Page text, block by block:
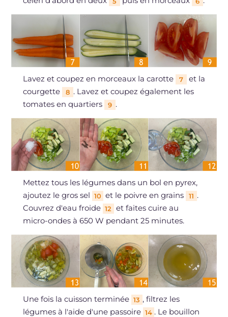
Lavez et coupez en morceaux la carotte 7
et la
courgette
8 . Lavez et coupez également les
tomates en quartiers
9 .
Mettez tous les légumes dans un bol en pyrex,
ajoutez le gros sel 10 et le poivre en grains 11 .
Couvrez d'eau froide 12
et faites cuire au
micro-ondes à 650 W pendant 25 minutes.
Une fois la cuisson terminée 13 , filtrez les
légumes à l'aide d'une passoire 14 . Le bouillon